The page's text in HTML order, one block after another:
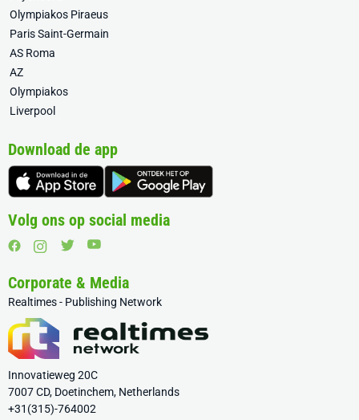
Olympiakos Piraeus
Paris Saint-Germain
AS Roma
AZ
Olympiakos
Liverpool
Download de app
Volg ons op social media
Corporate & Media
Realtimes - Publishing Network
Innovatieweg 20C
7007 CD, Doetinchem, Netherlands
+31(315)-764002